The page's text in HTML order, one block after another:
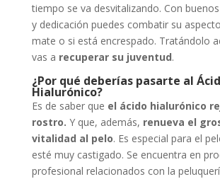
tiempo se va desvitalizando. Con
y dedicación puedes combatir su
mate o si está encrespado. Tratándolo
vas a recuperar su juventud.
¿Por qué deberías pasarte al
Hialurónico?
Es de saber que el ácido hialurónico
rostro. Y que, además, renueva el
vitalidad al pelo. Es especial para el
esté muy castigado. Se encuentra en
profesional relacionados con la